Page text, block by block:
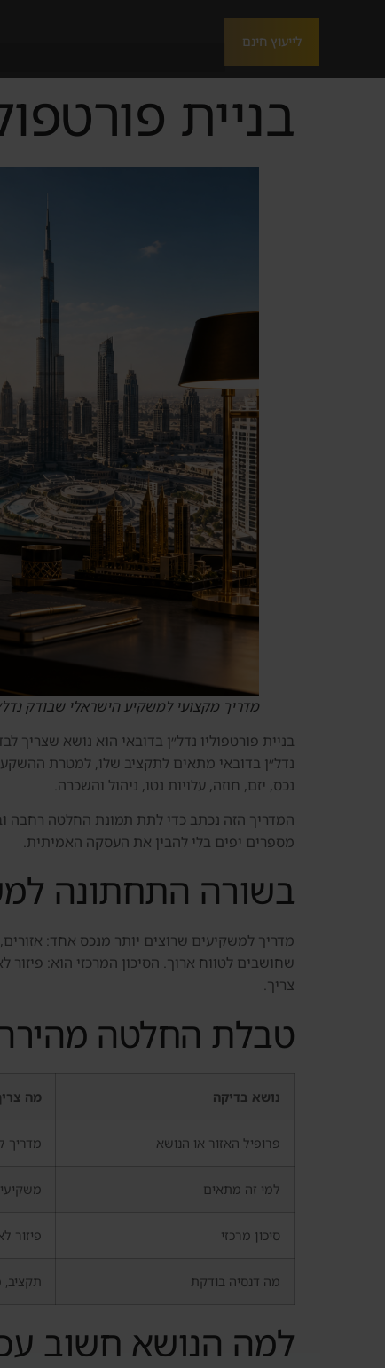
לייעוץ חינם
בניית
מדריך מקצועי למשקיע הישראלי שבודק
בניית פורטפוליו נדל״ן בדובאי הוא נושא
נדל״ן בדובאי מתאים לתקציב שלו, למטרת
נכס, יזם, חוזה, עלויות נטו, ניהול והשכרה.
המדריך הזה נכתב כדי לתת תמונת החלטה רחבה
מספרים יפים בלי להבין את העסקה האמיתית.
בשורה התחתונה
מדריך למשקיעים שרוצים יותר מנכס אחד:
שחושבים לטווח ארוך. הסיכון המרכזי הוא:
צריך.
טבלת החלטה
נושא בדיקה מה
פרופיל האזור או הנושא מדריך
למי זה מתאים
סיכון מרכזי פיזור
מה דנסיה בודקת תקציב,
למה הנושא חשוב